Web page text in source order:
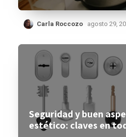
Carla Roccozo agosto 29,
Seguridad y buen
estético: claves en